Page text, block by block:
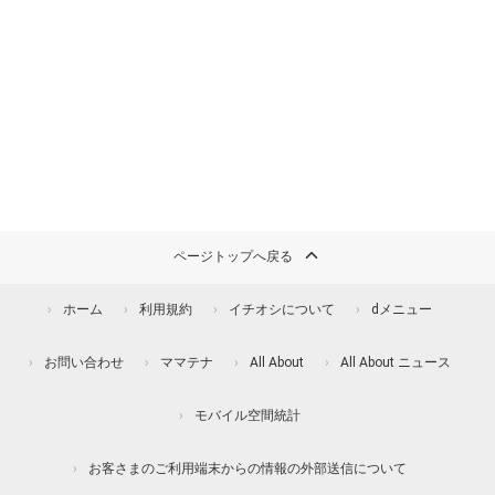
ページトップへ戻る
ホーム 利用規約 イチオシについて dメニュー
お問い合わせ ママテナ All About All About ニュース
モバイル空間統計
お客さまのご利用端末からの情報の外部送信について